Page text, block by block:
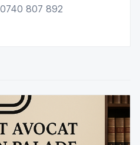
807 892